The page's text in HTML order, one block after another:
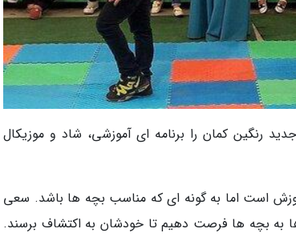
رنگین کمان را برنامه ای آموزشی، شاد و موزیکال
است اما به گونه ای که مناسب بچه ها باشد. سعی
به بچه ها فرصت دهیم تا خودشان به اکتشاف برسند.